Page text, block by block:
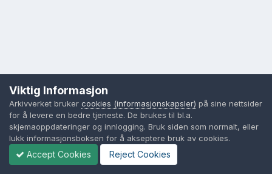
Viktig Informasjon
Arkivverket bruker cookies (informasjonskapsler) på sine nettsider
for å levere en bedre tjeneste. De brukes til bl.a.
skjemaoppdateringer og innlogging. Bruk siden som normalt, eller
lukk informasjonsboksen for å akseptere bruk av cookies.
Accept Cookies Reject Cookies